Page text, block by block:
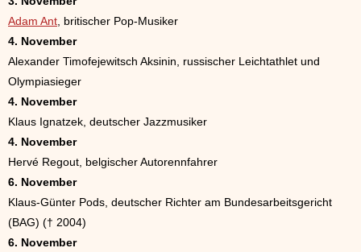
Adam Ant , britischer Pop-Musiker
4. November
Alexander Timofejewitsch Aksinin, russischer Leichtathlet und
Olympiasieger
4. November
Klaus Ignatzek, deutscher Jazzmusiker
4. November
Hervé Regout, belgischer Autorennfahrer
6. November
Klaus-Günter Pods, deutscher Richter am Bundesarbeitsgericht
(BAG) († 2004)
6. November